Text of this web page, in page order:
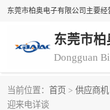
东莞市柏
Dongguan
当前位置： 首页 > 供应商机
迎来电详谈